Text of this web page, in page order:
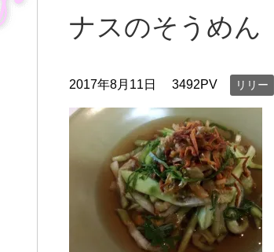
ナスのそうめん
2017年8月11日 3492PV リリー